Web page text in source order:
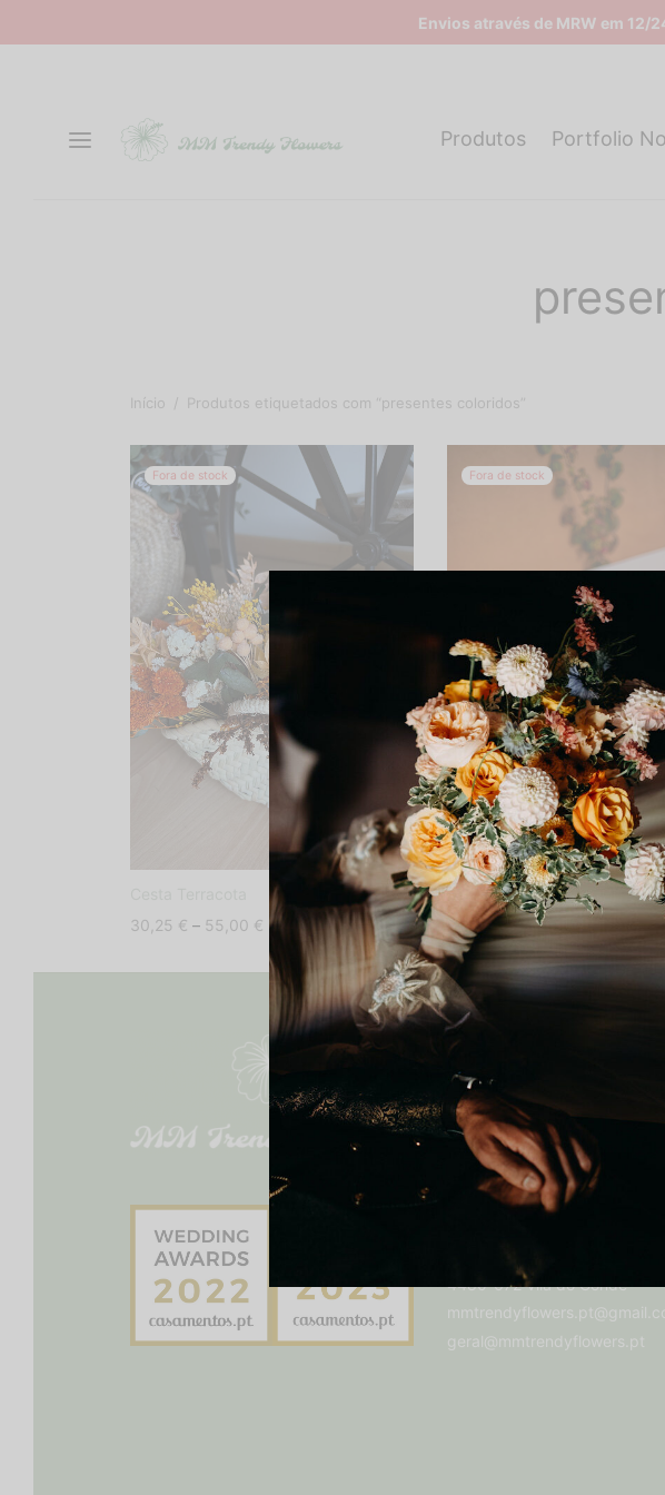
Envios através de MRW em 12/
Produtos Portfolio
Início / Produtos etiquetados com “presentes coloridos”
Fora de stock
30,25 € – 55,00 € Price
range:
30,25 €
through
55,00 €
Fora de stock
Cesta Outonal
30,25€ – 41,25€Price
30,25 €
SEGUE-NOS
4480-672 Vila do Conde
geral@mmtrendyflowers.pt